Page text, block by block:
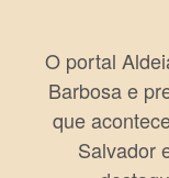
O portal
Barbosa e
que
Salvador